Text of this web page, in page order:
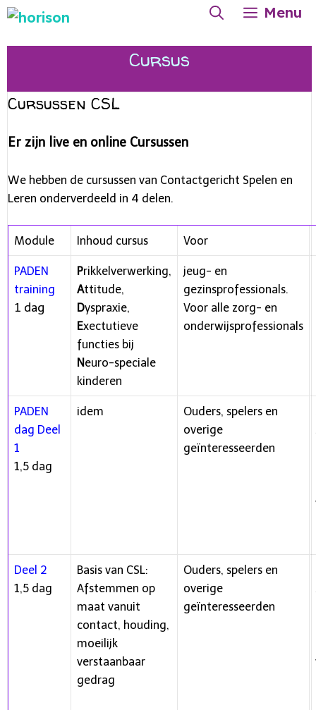
Ga
naar
de
Menu
Cursus
Cursussen CSL
Er zijn live en online Cursussen
We hebben de cursussen van Contactgericht Spelen en
Leren onderverdeeld in 4 delen.
Module Inhoud cursus Voor
PADEN
training
1 dag
Prikkelverwerking,
Attitude,
Dyspraxie,
Exectutieve
functies bij
Neuro-speciale
kinderen
jeug- en
gezinsprofessionals.
Voor alle zorg- en
onderwijsprofessionals
PADEN
dag Deel
1
1,5 dag
idem
Ouders, spelers en
overige
geïnteresseerden
Deel 2
1,5 dag
Basis van CSL:
Afstemmen op
maat vanuit
contact, houding,
moeilijk
verstaanbaar
gedrag
Ouders, spelers en
overige
geïnteresseerden